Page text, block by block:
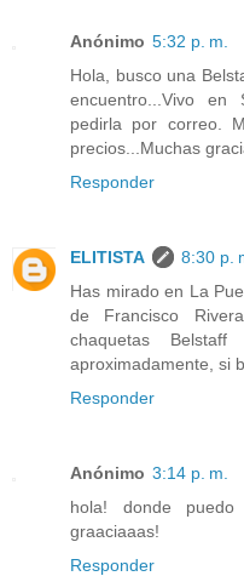
Anónimo 5:32 p. m.
Hola, busco una
encuentro...Vivo
pedirla por correo.
precios...Muchas
Responder
ELITISTA
8:30 p.
Has mirado en La
de Francisco
chaquetas
aproximadamente, si
Responder
Anónimo 3:14 p. m.
hola! donde puedo
graaciaaas!
Responder